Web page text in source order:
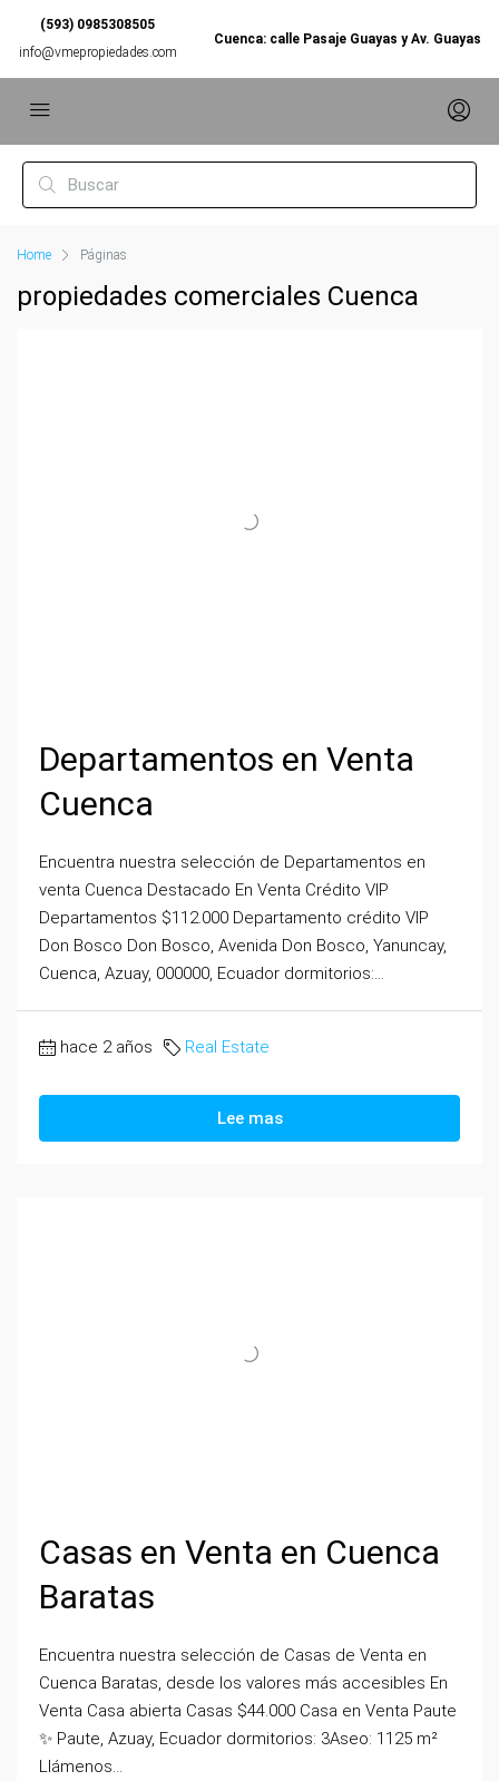
(593) 0985308505
info@vmepropiedades.com
Cuenca: calle Pasaje Guayas y Av. Guayas
Home Páginas
propiedades comerciales Cuenca
Departamentos en Venta
Cuenca
Encuentra nuestra selección de Departamentos en
venta Cuenca Destacado En Venta Crédito VIP
Departamentos $112.000 Departamento crédito VIP
Don Bosco Don Bosco, Avenida Don Bosco, Yanuncay,
Cuenca, Azuay, 000000, Ecuador dormitorios:...
hace 2 años Real Estate
Lee mas
Casas en Venta en Cuenca
Baratas
Encuentra nuestra selección de Casas de Venta en
Cuenca Baratas, desde los valores más accesibles En
Venta Casa abierta Casas $44.000 Casa en Venta Paute
✨ Paute, Azuay, Ecuador dormitorios: 3Aseo: 1125 m²
Llámenos...